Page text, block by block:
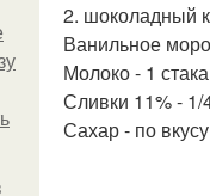
2. шоколадный
Ванильное
Молоко - 1
Сливки 11% - 1/
Сахар - по